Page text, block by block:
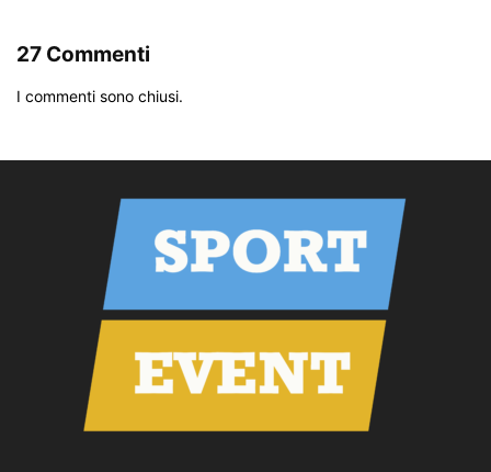
27 Commenti
I commenti sono chiusi.